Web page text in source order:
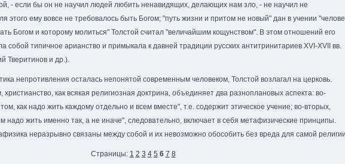
- если бы он не научил людей любить ненавидящих, делающих нам зло, - не научил не
этого ему вовсе не требовалось быть Богом; "путь жизни и притом не новый" дан в учении
Богом и которому молиться" Толстой считал "величайшим кощунством". В этом отношений его
собой типичное арианство и примыкала к давней традиции русских антитринитариев XVI-XVII вв.
Тверитинов и др.).
непротивления осталась непонятой современным человеком, Толстой возлагал на церковь.
христианство, как всякая религиозная доктрина, объединяет два разноплановых аспекта: во-
как надо жить каждому отдельно и всем вместе", т.е. содержит этическое учение; во-вторых,
надо жить именно так, а не иначе", следовательно, включает в себя метафизические принципы.
неразрывно связаны между собой и их невозможно обособить без вреда для самой
Страницы: 1 2 3 4 5 6 7 8